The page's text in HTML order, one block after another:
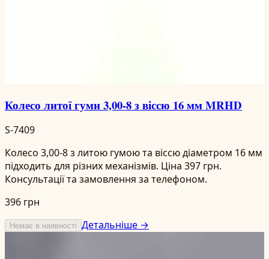
Колесо литої гуми 3,00-8 з віссю 16 мм MRHD
S-7409
Колесо 3,00-8 з литою гумою та віссю діаметром 16 мм
підходить для різних механізмів. Ціна 397 грн.
Консультації та замовлення за телефоном.
396 грн
Немає в наявності Детальніше →